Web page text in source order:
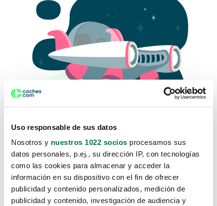
Uso responsable de sus datos
Nosotros y nuestros 1022 socios procesamos sus
datos personales, p.ej., su dirección IP, con tecnologías
como las cookies para almacenar y acceder la
información en su dispositivo con el fin de ofrecer
publicidad y contenido personalizados, medición de
publicidad y contenido, investigación de audiencia y
Lo sentimos, no sabemos como
te hemos traido hasta aquí.